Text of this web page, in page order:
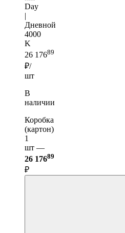
Day
|
Дневной
4000
K
26 17689
₽/
шт
В
наличии
Коробка
(картон)
1
шт —
26 17689
₽